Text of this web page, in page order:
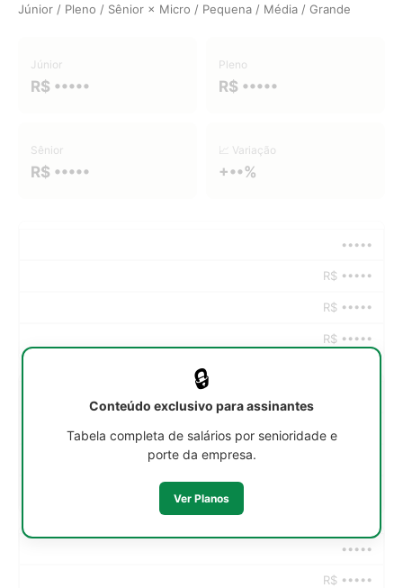
Júnior / Pleno / Sênior × Micro / Pequena / Média / Grande
Júnior
R$ •••••
Pleno
R$ •••••
Sênior
R$ •••••
📈 Variação
+••%
•••••
R$ •••••
R$ •••••
R$ •••••
•••••
R$ •••••
🔒
Conteúdo exclusivo para assinantes
Tabela completa de salários por senioridade e
porte da empresa.
Ver Planos